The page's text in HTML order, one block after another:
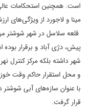
است. همچنین استحکامات
مینا و لاجورد از ویژگی‌های
پیش، دژی آباد و برقرار
شهر داشته بلکه مرکز کنترل
قرار گرفت.